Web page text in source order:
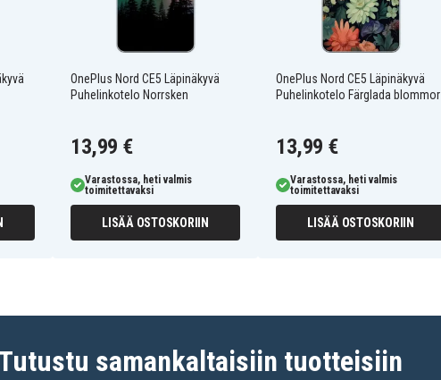
samalla tarjoten
ja tarjoaa nopean pääsyn
OnePlus Nord CE5 Läpinäkyvä
Puhelinkotelo Norrsken
13,99 €
Varastossa, heti valmis
toimitettavaksi
LISÄÄ OSTOSKORIIN
OnePlus Nord CE5 Läpinäkyvä
Puhelinkotelo Färglada blommor
13,99 €
Varastossa, heti valmis
toimitettavaksi
LISÄÄ OSTOSKORIIN
samankaltaisiin tuotteisiin